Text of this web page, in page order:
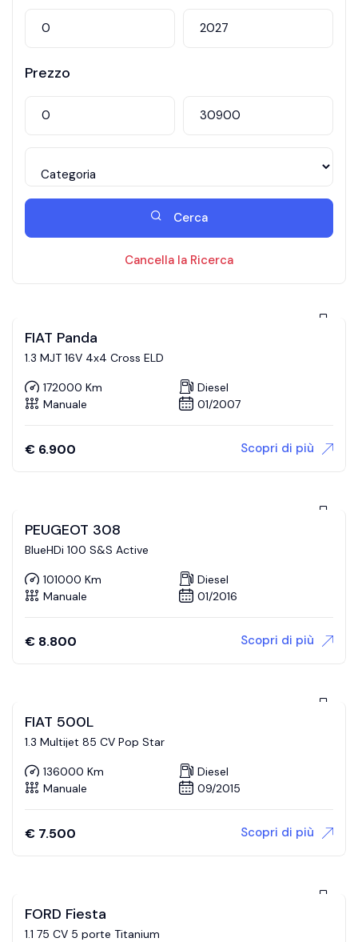
Prezzo
Cerca
Cancella la Ricerca
FIAT Panda
1.3 MJT 16V 4x4 Cross ELD
172000 Km
Diesel
Manuale
01/2007
€ 6.900 Scopri di più
PEUGEOT 308
BlueHDi 100 S&S Active
101000 Km
Diesel
Manuale
01/2016
€ 8.800 Scopri di più
FIAT 500L
1.3 Multijet 85 CV Pop Star
136000 Km
Diesel
Manuale
09/2015
€ 7.500 Scopri di più
FORD Fiesta
1.1 75 CV 5 porte Titanium